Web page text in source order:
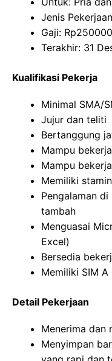
Jenis
Gaji: Rp
Terakhir: 31
Kualifikasi Pekerja
Minimal SMA/
Jujur dan teliti
Bertanggung
Mampu
Mampu
Memiliki
Pengalaman
tambah
Menguasai
Excel)
Bersedia
Memiliki SIM
Detail Pekerjaan
Menerima dan
Menyimpan